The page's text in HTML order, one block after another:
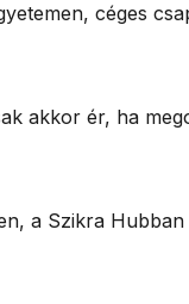
céges
akkor ér, ha
a Szikra Hubban